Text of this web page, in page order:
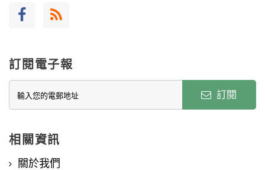
訂閱電子報
訂閱
相關資訊
關於我們